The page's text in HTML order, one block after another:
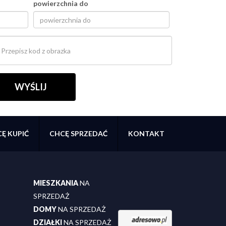
powierzchnia do
KUPIĆ CHCĘ SPRZEDAĆ KONTAKT
MIESZKANIANA
SPRZEDAŻ
DOMYNA SPRZEDAŻ
DZIAŁKINA SPRZEDAŻ